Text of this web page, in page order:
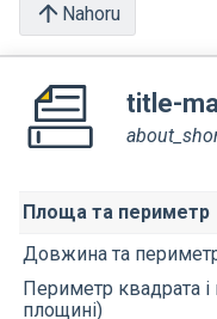
Nahoru
title-
Площа та периметр
Довжина та
Периметр квадрата і
площині)